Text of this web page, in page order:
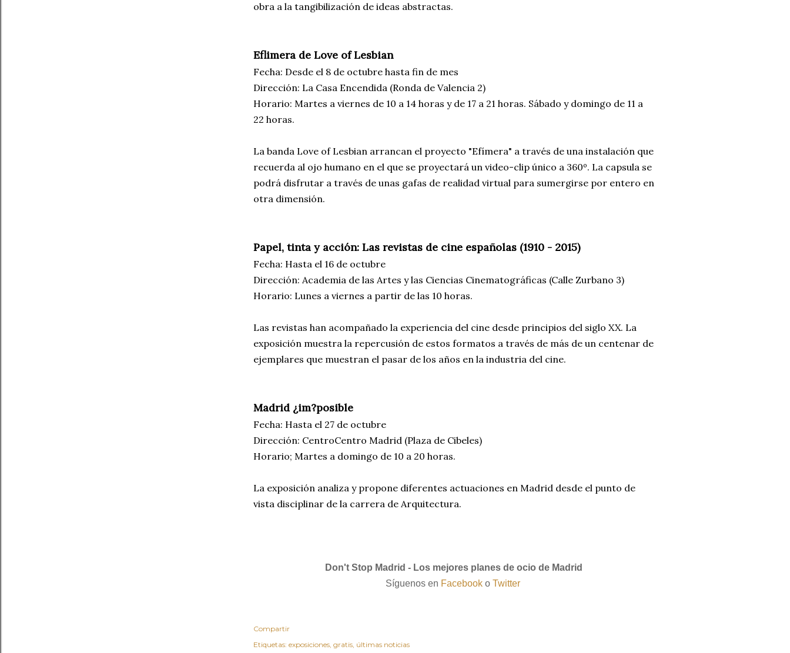
obra a la tangibilización de ideas abstractas.
Eflimera de Love of Lesbian
Fecha: Desde el 8 de octubre hasta fin de mes
Dirección: La Casa Encendida (Ronda de Valencia 2)
Horario: Martes a viernes de 10 a 14 horas y de 17 a 21 horas. Sábado y domingo de 11 a
22 horas.
La banda Love of Lesbian arrancan el proyecto "Efímera" a través de una instalación que
recuerda al ojo humano en el que se proyectará un video-clip único a 360º. La capsula se
podrá disfrutar a través de unas gafas de realidad virtual para sumergirse por entero en
otra dimensión.
Papel, tinta y acción: Las revistas de cine españolas (1910 - 2015)
Fecha: Hasta el 16 de octubre
Dirección: Academia de las Artes y las Ciencias Cinematográficas (Calle Zurbano 3)
Horario: Lunes a viernes a partir de las 10 horas.
Las revistas han acompañado la experiencia del cine desde principios del siglo XX. La
exposición muestra la repercusión de estos formatos a través de más de un centenar de
ejemplares que muestran el pasar de los años en la industria del cine.
Madrid ¿im?posible
Fecha: Hasta el 27 de octubre
Dirección: CentroCentro Madrid (Plaza de Cibeles)
Horario; Martes a domingo de 10 a 20 horas.
La exposición analiza y propone diferentes actuaciones en Madrid desde el punto de
vista disciplinar de la carrera de Arquitectura.
Don't Stop Madrid - Los mejores planes de ocio de Madrid
Síguenos en Facebooko Twitter
Compartir
Etiquetas: exposiciones gratis últimas noticias